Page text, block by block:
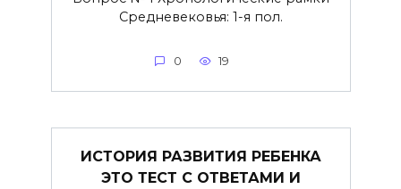
Средневековья: 1-я пол.
0 19
ИСТОРИЯ РАЗВИТИЯ РЕБЕНКА
ЭТО ТЕСТ С ОТВЕТАМИ И